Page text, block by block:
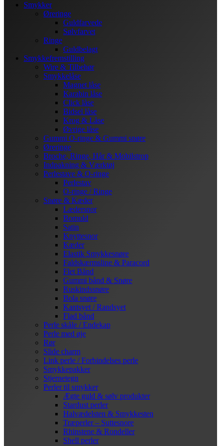
Smykker
Øreringe
Guldfarvede
Sølvfarvet
Ringe
Guldbelagt
Smykkefremstilling
Wire & Tilbehør
Smykkelåse
Magnet låse
Karabin låse
Click låse
Bidsel låse
Krog & Låse
Øvrige låse
Gummi O-ringe & Gummi snøre
Øreringe
Broche, Ringe, Hår & Mobilstrop
Indpakning & Værktøj
Perlestave & O-ringe
Perlestav
O-ringe / Ringe
Snøre & Kæder
Lædersnor
Bomuld
Satin
Knyttesnor
Kæder
Elastik Smykkesnøre
Faldskærmsline & Paracord
Flet Bånd
Gummi bånd & Snøre
Ruskindssnøre
Bola snøre
Kantsyet / Randsyet
Flad bånd
Perle skåle / Endekap
Perle med øje
Rør
Slide charm
Link perle / Forbindelses perle
Smykkepakker
Stjernetegn
Perler til smykker
Ægte guld & sølv produkter
Stardust perler
Halvædelsten & Smykkesten
Træperler – Suttesnore
Rhinstene & Rondeller
Shell perler